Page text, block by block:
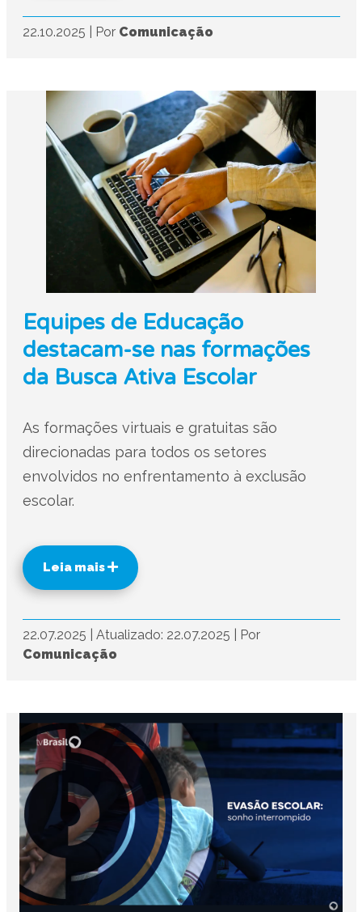
22.10.2025 Por Comunicação
Equipes de Educação
destacam-se nas formações
da Busca Ativa Escolar
As formações virtuais e gratuitas são
direcionadas para todos os setores
envolvidos no enfrentamento à exclusão
escolar.
Leia mais
22.07.2025 Atualizado: 22.07.2025
Por
Comunicação